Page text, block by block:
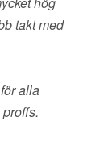
takt med
alla